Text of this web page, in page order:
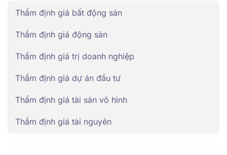
Thẩm định giá bất động sản
Thẩm định giá động sản
Thẩm định giá trị doanh nghiệp
Thẩm định giá dự án đầu tư
Thẩm định giá tài sản vô hình
Thẩm định giá tài nguyên